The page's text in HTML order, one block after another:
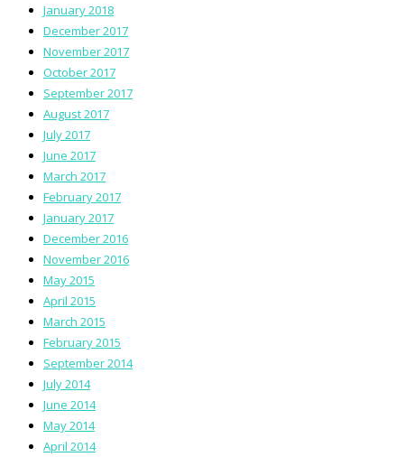
January 2018
December 2017
November 2017
October 2017
September 2017
August 2017
July 2017
June 2017
March 2017
February 2017
January 2017
December 2016
November 2016
May 2015
April 2015
March 2015
February 2015
September 2014
July 2014
June 2014
May 2014
April 2014